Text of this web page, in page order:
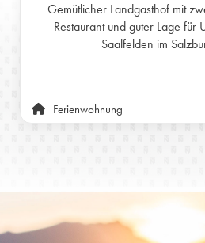
Gemütlicher Landgasthof mit
Restaurant und guter Lage für
Saalfelden im
Ferienwohnung